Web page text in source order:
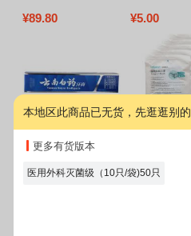
¥89.80 ¥5.00
云南白药牙膏(留兰
药
型)5包
本地区此商品已无货，先逛逛别的
更多有货版本
医用外科灭菌级（10只/袋)50只